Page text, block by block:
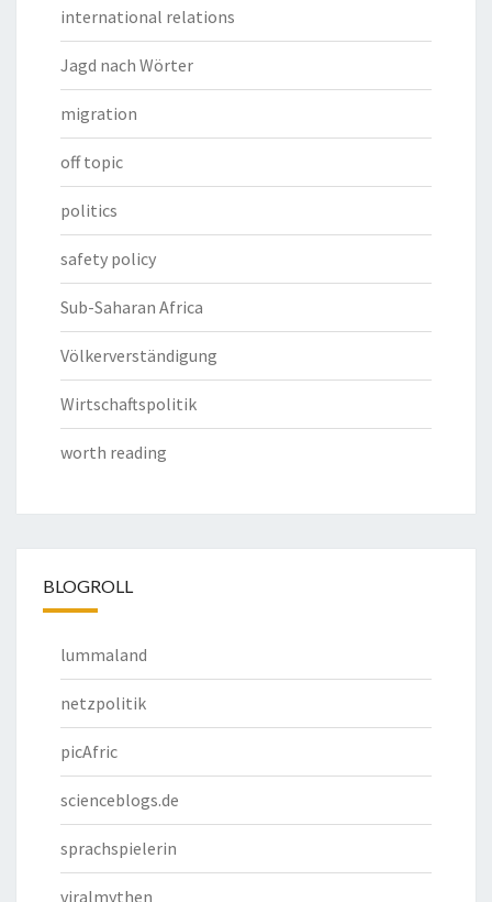
international relations
Jagd nach Wörter
migration
off topic
politics
safety policy
Sub-Saharan Africa
Völkerverständigung
Wirtschaftspolitik
worth reading
BLOGROLL
lummaland
netzpolitik
picAfric
scienceblogs.de
sprachspielerin
viralmythen